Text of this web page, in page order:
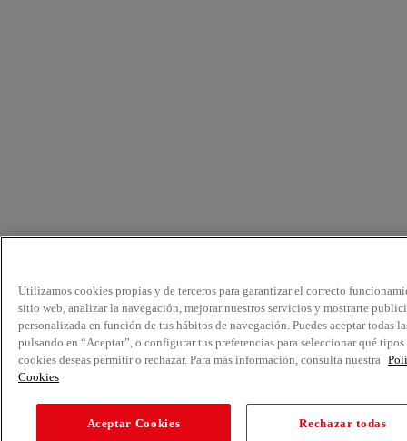
Utilizamos cookies propias y de terceros para garantizar el correcto
sitio web, analizar la navegación, mejorar nuestros servicios y mostrarte
personalizada en función de tus hábitos de navegación. Puedes aceptar todas
pulsando en “Aceptar”, o configurar tus preferencias para seleccionar qué tipos
cookies deseas permitir o rechazar. Para más información, consulta nuestra
Cookies
Aceptar Cookies Rechazar todas